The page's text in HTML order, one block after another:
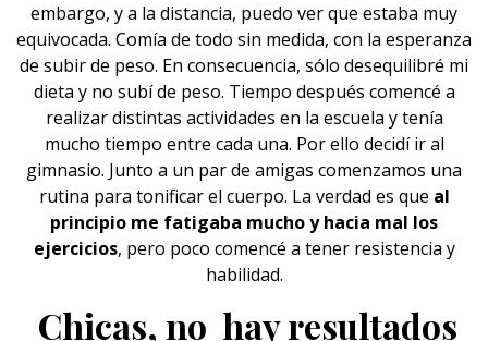
embargo, y a la distancia, puedo ver que estaba muy
equivocada. Comía de todo sin medida, con la esperanza
de subir de peso. En consecuencia, sólo desequilibré mi
dieta y no subí de peso. Tiempo después comencé a
realizar distintas actividades en la escuela y tenía
mucho tiempo entre cada una. Por ello decidí ir al
gimnasio. Junto a un par de amigas comenzamos una
rutina para tonificar el cuerpo. La verdad es que al
principio me fatigaba mucho y hacia mal los
ejercicios, pero poco comencé a tener resistencia y
habilidad.
Chicas, no hay resultados